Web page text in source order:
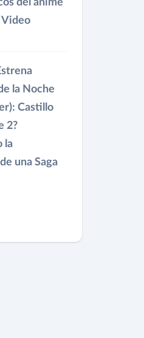
del anime
Video
la Noche
Castillo
2?
la
una Saga